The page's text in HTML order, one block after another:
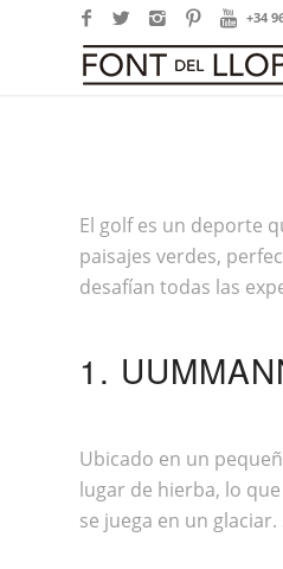
+34
El golf es un deporte
paisajes verdes,
desafían todas las
1.
Ubicado en un
lugar de hierba, lo
se juega en un